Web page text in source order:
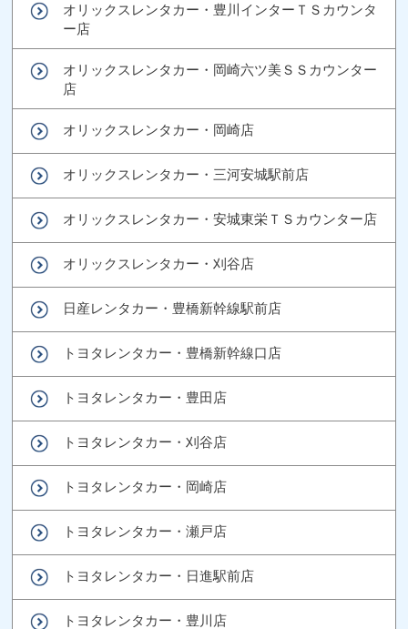
オリックスレンタカー・豊川インターＴＳカウンタ
ー店
オリックスレンタカー・岡崎六ツ美ＳＳカウンター
店
オリックスレンタカー・岡崎店
オリックスレンタカー・三河安城駅前店
オリックスレンタカー・安城東栄ＴＳカウンター店
オリックスレンタカー・刈谷店
日産レンタカー・豊橋新幹線駅前店
トヨタレンタカー・豊橋新幹線口店
トヨタレンタカー・豊田店
トヨタレンタカー・刈谷店
トヨタレンタカー・岡崎店
トヨタレンタカー・瀬戸店
トヨタレンタカー・日進駅前店
トヨタレンタカー・豊川店